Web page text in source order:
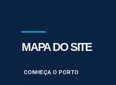
MAPA DO SITE
CONHEÇA O PORTO